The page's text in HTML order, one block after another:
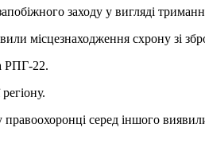
заходу у вигляді
місцезнаходження схрону зі
РПГ-22.
правоохоронці серед іншого